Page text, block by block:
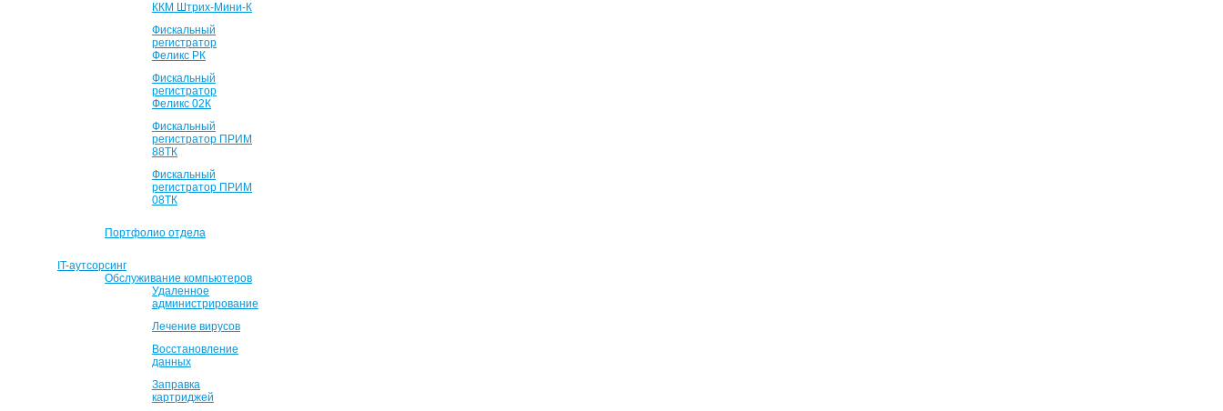
ККМ Штрих-Мини-К
Фискальный
регистратор
Феликс РК
Фискальный
регистратор
Феликс 02К
Фискальный
регистратор ПРИМ
88ТК
Фискальный
регистратор ПРИМ
08ТК
Портфолио отдела
IT-аутсорсинг
Обслуживание компьютеров
Удаленное
администрирование
Лечение вирусов
Восстановление
данных
Заправка
картриджей